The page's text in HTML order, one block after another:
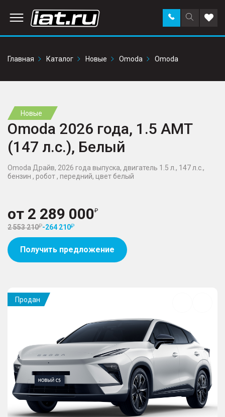
Поиск
по
Заказать
звонок в
Главная
Каталог Новые Omoda Omoda
Новые
Omoda 2026 года, 1.5 AMT
(147 л.с.), Белый
Omoda Драйв, 2026 года выпуска, двигатель 1.5 л., 147 л.с.,
бензин , робот , передний, цвет белый
от 2 289 000
2 553 210 -264 210
Получить предложение
Продан